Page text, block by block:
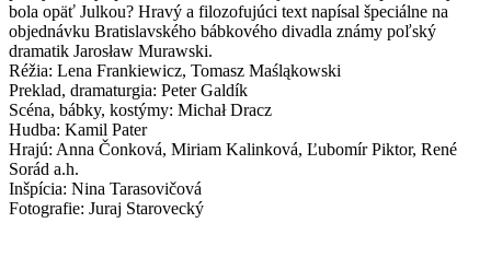
bola opäť Julkou? Hravý a filozofujúci text napísal špeciálne na
objednávku Bratislavského bábkového divadla známy poľský
dramatik Jarosław Murawski.
Réžia: Lena Frankiewicz, Tomasz Maśląkowski
Preklad, dramaturgia: Peter Galdík
Scéna, bábky, kostýmy: Michał Dracz
Hudba: Kamil Pater
Hrajú: Anna Čonková, Miriam Kalinková, Ľubomír Piktor, René
Sorád a.h.
Inšpícia: Nina Tarasovičová
Fotografie: Juraj Starovecký